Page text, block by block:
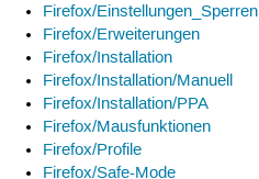
Firefox/Einstellungen_Sperren
Firefox/Erweiterungen
Firefox/Installation
Firefox/Installation/Manuell
Firefox/Installation/PPA
Firefox/Mausfunktionen
Firefox/Profile
Firefox/Safe-Mode